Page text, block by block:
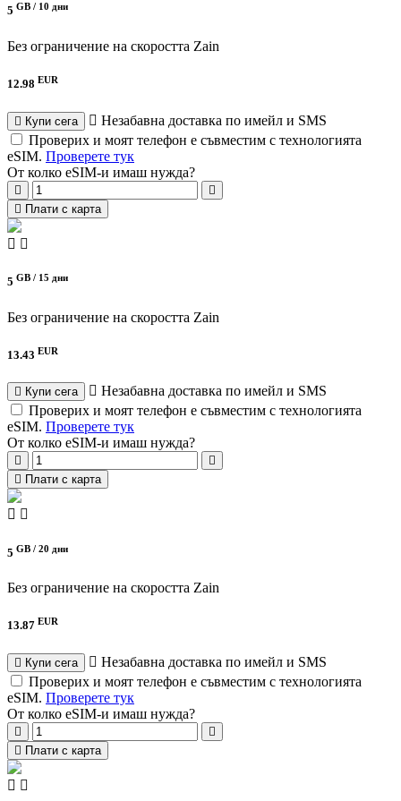
5 GB / 10 дни
Без ограничение на скоростта Zain
12.98 EUR
Купи сега
Незабавна доставка по имейл и SMS
Проверих и моят телефон е съвместим с технологията
eSIM. Проверете тук
От колко eSIM-и имаш нужда?
Плати с карта
5 GB / 15 дни
Без ограничение на скоростта Zain
13.43 EUR
Купи сега
Незабавна доставка по имейл и SMS
Проверих и моят телефон е съвместим с технологията
eSIM. Проверете тук
От колко eSIM-и имаш нужда?
Плати с карта
5 GB / 20 дни
Без ограничение на скоростта Zain
13.87 EUR
Купи сега
Незабавна доставка по имейл и SMS
Проверих и моят телефон е съвместим с технологията
eSIM. Проверете тук
От колко eSIM-и имаш нужда?
Плати с карта